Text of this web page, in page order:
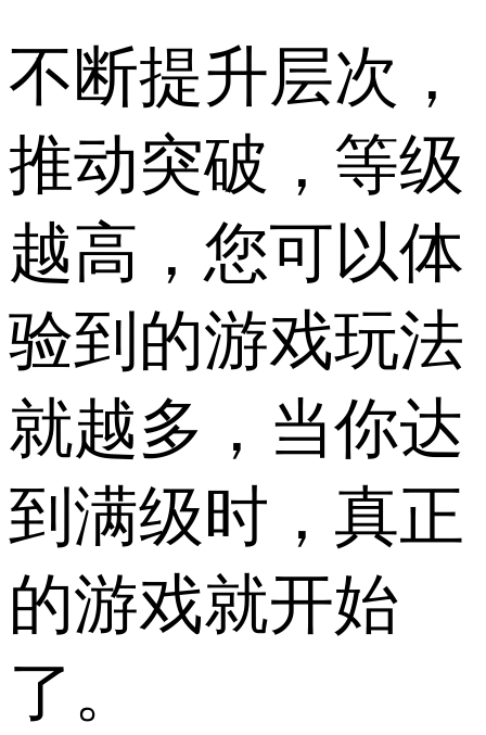
不断提升层次，
推动突破，等级
越高，您可以体
验到的游戏玩法
就越多，当你达
到满级时，真正
的游戏就开始
了。